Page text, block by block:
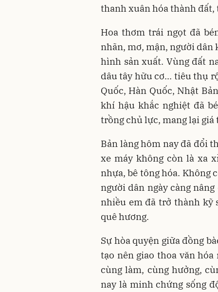
thanh xuân hóa thành đất,
Hoa thơm trái ngọt đã
nhãn, mơ, mận, người dân
hình sản xuất. Vùng đất
dâu tây hữu cơ... tiêu thụ
Quốc, Hàn Quốc, Nhật
khí hậu khắc nghiệt đã
trồng chủ lực, mang lại giá
Bản làng hôm nay đã đổi
xe máy không còn là xa
nhựa, bê tông hóa. Không
người dân ngày càng
nhiều em đã trở thành kỹ
quê hương.
Sự hòa quyện giữa đồng
tạo nên giao thoa văn
cùng làm, cùng hưởng,
nay là minh chứng sống